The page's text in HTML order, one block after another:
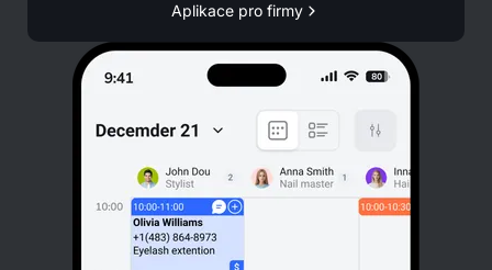
Aplikace pro firmy